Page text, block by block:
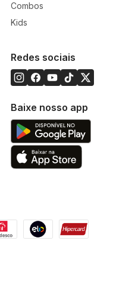
Combos
Kids
Redes sociais
Baixe nosso app